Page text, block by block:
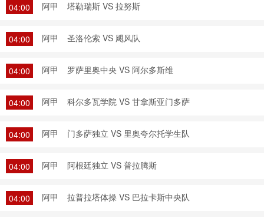
04:00 阿甲 塔勒瑞斯 VS 拉努斯
04:00 阿甲 圣洛伦索 VS 飓风队
04:00 阿甲 罗萨里奥中央 VS 阿尔多斯维
04:00 阿甲 科尔多瓦学院 VS 甘拿斯亚门多萨
04:00 阿甲 门多萨独立 VS 里奥夸尔托学生队
04:00 阿甲 阿根廷独立 VS 普拉腾斯
04:00 阿甲 拉普拉塔体操 VS 巴拉卡斯中央队